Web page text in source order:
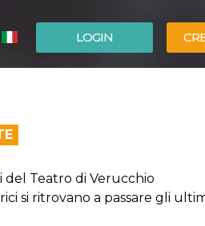
LOGIN
del Teatro di Verucchio
si ritrovano a passare gli